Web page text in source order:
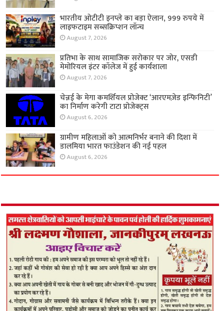
भारतीय ओटीटी इनप्ले का बड़ा ऐलान, 999 रुपये में
लाइफटाइम सब्सक्रिप्शन लॉन्च
August 7, 2026
प्रतिभा के साथ सामाजिक सरोकार पर जोर, एसडी
मेमोरियल इंटर कॉलेज में हुई कार्यशाला
August 7, 2026
चेन्नई के मेगा कमर्शियल प्रोजेक्ट ‘आरएमज़ेड इन्फिनिटी’
का निर्माण करेगी टाटा प्रोजेक्ट्स
August 6, 2026
ग्रामीण महिलाओं को आत्मनिर्भर बनाने की दिशा में
डालमिया भारत फाउंडेशन की नई पहल
August 6, 2026